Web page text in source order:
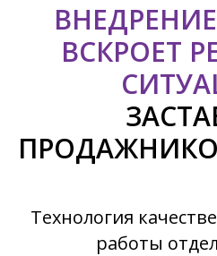
ВНЕДРЕНИЕ
ВСКРОЕТ
Технология
работы